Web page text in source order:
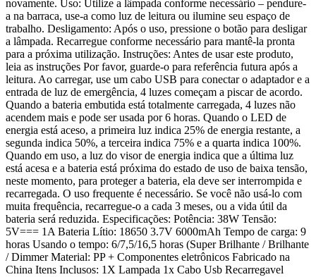
novamente. Uso: Utilize a lâmpada conforme necessário – pendure-
a na barraca, use-a como luz de leitura ou ilumine seu espaço de
trabalho. Desligamento: Após o uso, pressione o botão para desligar
a lâmpada. Recarregue conforme necessário para mantê-la pronta
para a próxima utilização. Instruções: Antes de usar este produto,
leia as instruções Por favor, guarde-o para referência futura após a
leitura. Ao carregar, use um cabo USB para conectar o adaptador e a
entrada de luz de emergência, 4 luzes começam a piscar de acordo.
Quando a bateria embutida está totalmente carregada, 4 luzes não
acendem mais e pode ser usada por 6 horas. Quando o LED de
energia está aceso, a primeira luz indica 25% de energia restante, a
segunda indica 50%, a terceira indica 75% e a quarta indica 100%.
Quando em uso, a luz do visor de energia indica que a última luz
está acesa e a bateria está próxima do estado de uso de baixa tensão,
neste momento, para proteger a bateria, ela deve ser interrompida e
recarregada. O uso frequente é necessário. Se você não usá-lo com
muita frequência, recarregue-o a cada 3 meses, ou a vida útil da
bateria será reduzida. Especificações: Potência: 38W Tensão:
5V=== 1A Bateria Lítio: 18650 3.7V 6000mAh Tempo de carga: 9
horas Usando o tempo: 6/7,5/16,5 horas (Super Brilhante / Brilhante
/ Dimmer Material: PP + Componentes eletrônicos Fabricado na
China Itens Inclusos: 1X Lampada 1x Cabo Usb Recarregavel